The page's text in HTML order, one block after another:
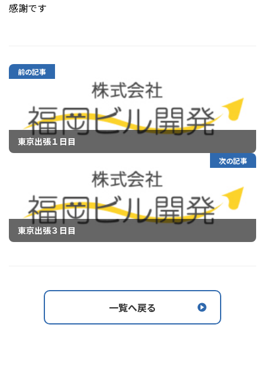
感謝です
前の記事
東京出張１日目
次の記事
東京出張３日目
一覧へ戻る